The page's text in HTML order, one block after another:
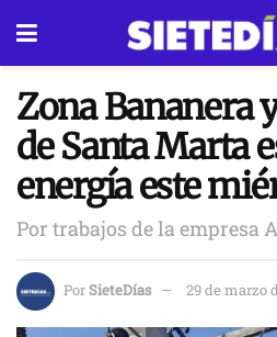
Zona Bananera
de Santa Marta
energía este
Por trabajos de la empresa
PorSieteDías 29 de marzo